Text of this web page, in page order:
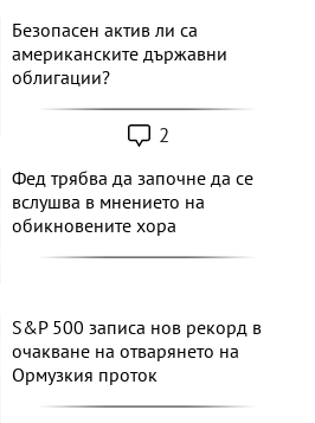
Безопасен актив ли са
американските държавни
облигации?
2
Фед трябва да започне да се
вслушва в мнението на
обикновените хора
S&P 500 записа нов рекорд в
очакване на отварянето на
Ормузкия проток